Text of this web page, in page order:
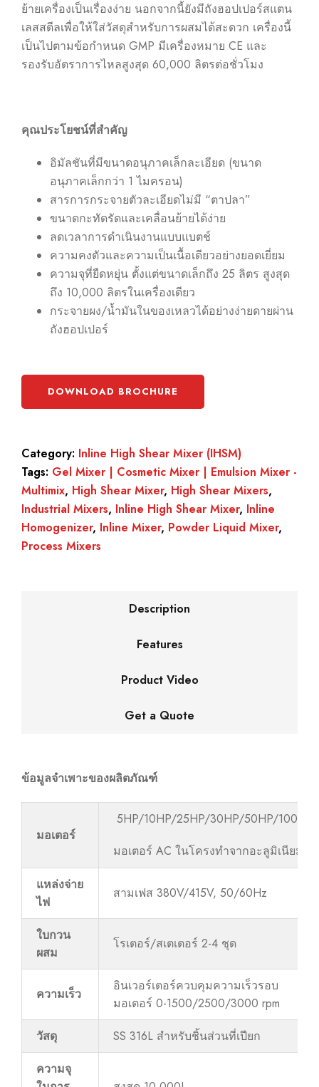
ย้ายเครื่องเป็นเรื่องง่าย นอกจากนี้ยังมีถังฮอปเปอร์สแตน
เลสสตีลเพื่อให้ใส่วัสดุสำหรับการผสมได้สะดวก เครื่องนี้
เป็นไปตามข้อกำหนด GMP มีเครื่องหมาย CE และ
รองรับอัตราการไหลสูงสุด 60,000 ลิตรต่อชั่วโมง
คุณประโยชน์ที่สำคัญ
อิมัลชันที่มีขนาดอนุภาคเล็กละเอียด (ขนาด
อนุภาคเล็กกว่า 1 ไมครอน)
สารการกระจายตัวละเอียดไม่มี “ตาปลา”
ขนาดกะทัดรัดและเคลื่อนย้ายได้ง่าย
ลดเวลาการดำเนินงานแบบแบตช์
ความคงตัวและความเป็นเนื้อเดียวอย่างยอดเยี่ยม
ความจุที่ยืดหยุ่น ตั้งแต่ขนาดเล็กถึง 25 ลิตร สูงสุด
ถึง 10,000 ลิตรในเครื่องเดียว
กระจายผง/น้ำมันในของเหลวได้อย่างง่ายดายผ่าน
ถังฮอปเปอร์
DOWNLOAD BROCHURE
Category: Inline High Shear Mixer (IHSM)
Tags: Gel Mixer | Cosmetic Mixer | Emulsion Mixer -
Multimix, High Shear Mixer, High Shear Mixers,
Industrial Mixers, Inline High Shear Mixer, Inline
Homogenizer, Inline Mixer, Powder Liquid Mixer,
Process Mixers
Description
Features
Product Video
Get a Quote
ข้อมูลจำเพาะของผลิตภัณฑ์
มอเตอร์
5HP/10HP/25HP/30HP/50HP/100HP
มอเตอร์ AC ในโครงทำจากอะลูมิเนียม
แหล่งจ่าย
ไฟ
สามเฟส 380V/415V, 50/60Hz
ใบกวน
ผสม
โรเตอร์/สเตเตอร์ 2-4 ชุด
ความเร็ว
อินเวอร์เตอร์ควบคุมความเร็วรอบ
มอเตอร์ 0-1500/2500/3000 rpm
วัสดุ
SS 316L สำหรับชิ้นส่วนที่เปียก
ความจุ